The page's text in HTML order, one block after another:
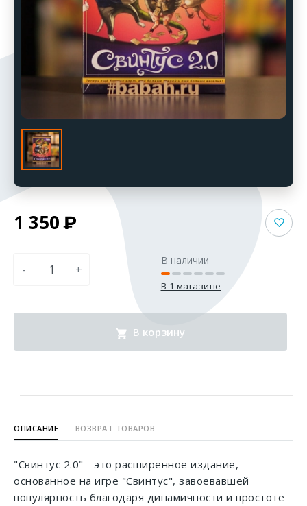
1 350
- +
В наличии
В 1 магазине
В корзину
ОПИСАНИЕ ВОЗВРАТ ТОВАРОВ
"Свинтус 2.0" - это расширенное издание,
основанное на игре "Свинтус", завоевавшей
популярность благодаря динамичности и простоте